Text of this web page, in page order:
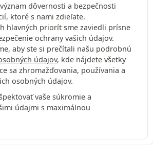
dôvernosti a bezpečnosti
ktoré s nami zdieľate.
hlavných priorít sme zaviedli prísne
ochrany vašich údajov.
aby ste si prečítali našu podrobnú
údajov, kde nájdete všetky
sa zhromažďovania, používania a
osobných údajov.
vaše súkromie a
údajmi s maximálnou